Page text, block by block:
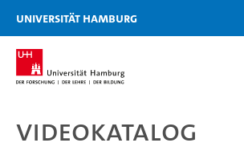
Zu den Filtern
Zur Metanavigation
Zur Hauptnavigation
Zur Suche
Zum Inhalt
Zum Seitenfuss
Universität Hamburg
Videokatalog
Videokatalog